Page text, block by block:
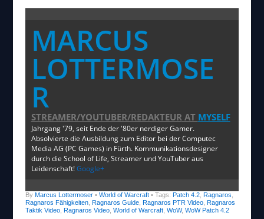
Video direkt öffnen
MARCUS
LOTTERMOSE
R
STREAMER/YOUTUBER/REDAKTEURAT MYSELF
Jahrgang '79, seit Ende der '80er nerdiger Gamer.
Absolvierte die Ausbildung zum Editor bei der Computec
Media AG (PC Games) in Fürth. Kommunikationsdesigner
durch die School of Life, Streamer und YouTuber aus
Leidenschaft!Google+
By Marcus Lottermoser• World of Warcraft • Tags: Patch 4.2, Ragnaros,
Ragnaros Fähigkeiten, Ragnaros Guide, Ragnaros PTR Video, Ragnaros
Taktik Video, Ragnaros Video, World of Warcraft, WoW, WoW Patch 4.2